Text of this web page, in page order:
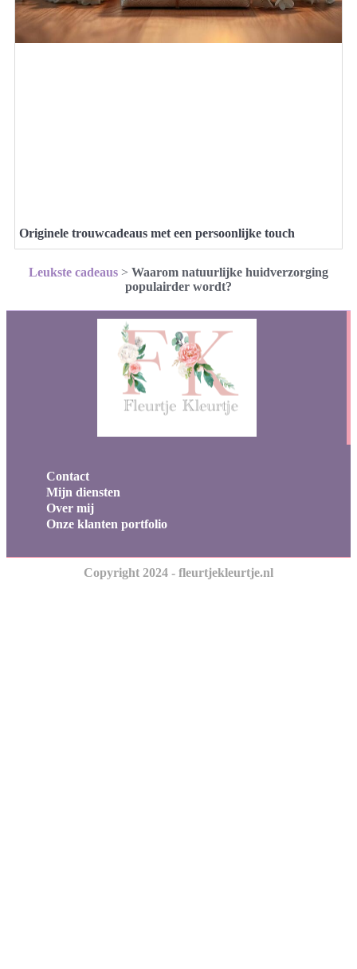
Originele trouwcadeaus met een persoonlijke touch
Leukste cadeaus > Waarom natuurlijke huidverzorging
populairder wordt?
Contact
Mijn diensten
Over mij
Onze klanten portfolio
Copyright 2024 - fleurtjekleurtje.nl